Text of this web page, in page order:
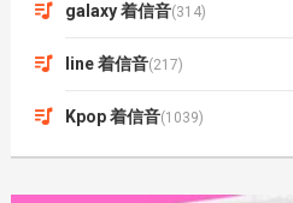
galaxy 着信音(314)
line 着信音(217)
Kpop 着信音(1039)